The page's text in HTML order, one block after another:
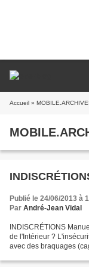
Accueil »
Publié le 24/06/2013 à
Par André-Jean Vidal
INDISCRÉTIONS
de l'Intérieur ?
avec des braquages